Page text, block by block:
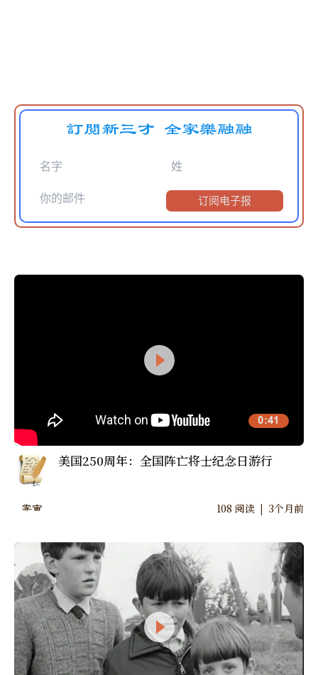
訂閱新三才 全家樂融融
订阅电子报
0:41
雾宙
美国250周年：全国阵亡将士纪念日游行
108 阅读 | 3个月前